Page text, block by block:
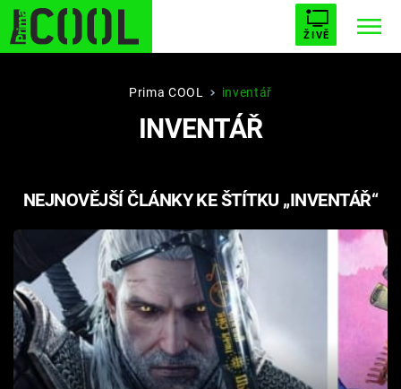
ŽIVĚ
STARHOUSE BUFFY, PŘEMOŽITELKA UPÍRŮ
PLNEJ KOTEL AVENGERS 5
Témata
Filmy
Seriály
Hry
Prima COOL inventář
INVENTÁŘ
NEJNOVĚJŠÍ ČLÁNKY KE ŠTÍTKU „INVENTÁŘ“